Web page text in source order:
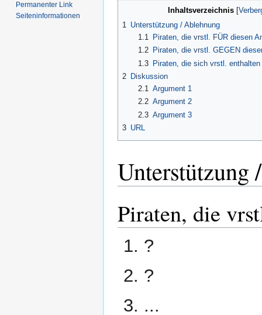
Inhaltsverzeichnis
1 Unterstützung / Ablehnung
1.1
Piraten, die vrstl. FÜR diesen
1.2
Piraten, die vrstl. GEGEN
1.3
Piraten, die sich vrstl. enthalten
2 Diskussion
2.1 Argument 1
2.2 Argument 2
2.3 Argument 3
3 URL
Unterstützung
Piraten, die
?
?
...
Permanenter Link
Seiten­­informationen